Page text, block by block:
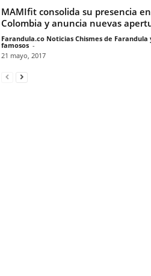
MAMIfit consolida su presencia en
Colombia y anuncia nuevas
Farandula.co Noticias Chismes de Farandula
famosos -
21 mayo, 2017